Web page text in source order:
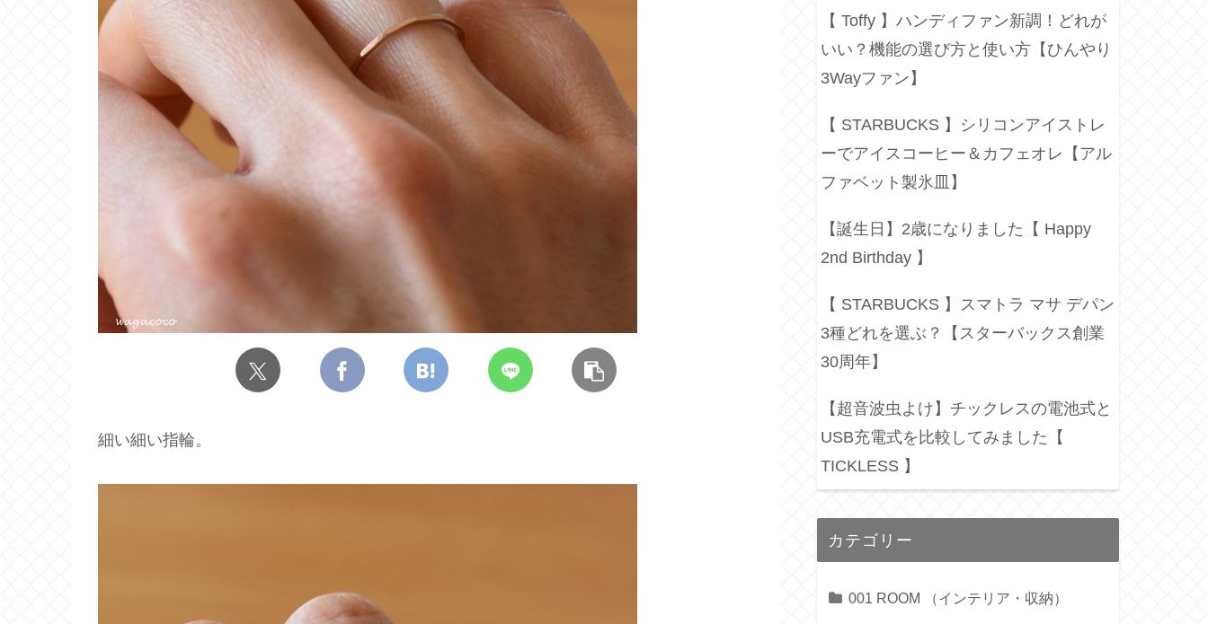
細い細い指輪。
【 Toffy 】ハンディファン新調！どれが
いい？機能の選び方と使い方【ひんやり
3Wayファン】
【 STARBUCKS 】シリコンアイストレ
ーでアイスコーヒー＆カフェオレ【アル
ファベット製氷皿】
【誕生日】2歳になりました【 Happy
2nd Birthday 】
【 STARBUCKS 】スマトラ マサ デパン
3種どれを選ぶ？【スターバックス創業
30周年】
【超音波虫よけ】チックレスの電池式と
USB充電式を比較してみました【
TICKLESS 】
カテゴリー
001 ROOM （インテリア・収納）